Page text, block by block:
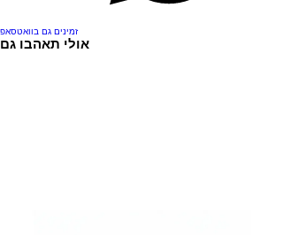
זמינים גם בוואטסאפ
אולי תאהבו גם